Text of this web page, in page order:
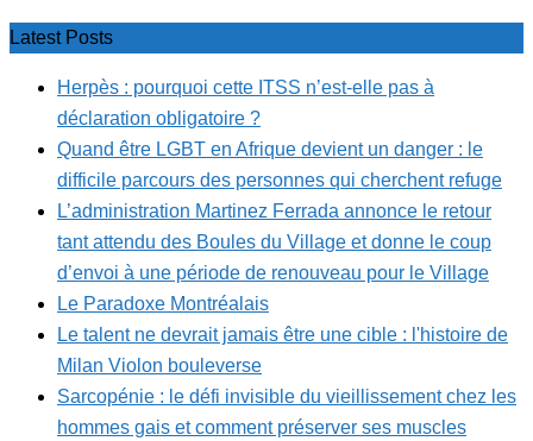
Latest Posts
Herpès : pourquoi cette ITSS n’est-elle pas à
déclaration obligatoire ?
Quand être LGBT en Afrique devient un danger : le
difficile parcours des personnes qui cherchent refuge
L’administration Martinez Ferrada annonce le retour
tant attendu des Boules du Village et donne le coup
d’envoi à une période de renouveau pour le Village
Le Paradoxe Montréalais
Le talent ne devrait jamais être une cible : l'histoire de
Milan Violon bouleverse
Sarcopénie : le défi invisible du vieillissement chez les
hommes gais et comment préserver ses muscles